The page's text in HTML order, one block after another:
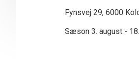
Fynsvej 29, 6000
Sæson 3. august -